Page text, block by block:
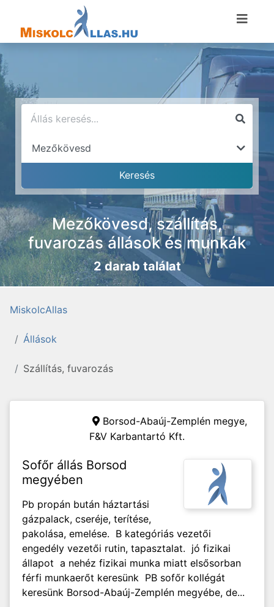
Mezőkövesd, szállítás,
fuvarozás állások és munkák
2 darab találat
MiskolcAllas
Állások
Szállítás, fuvarozás
Borsod-Abaúj-Zemplén megye,
F&V Karbantartó Kft.
Sofőr állás Borsod
megyében
Pb propán bután háztartási
gázpalack, cseréje, terítése,
pakolása, emelése. B kategóriás vezetői
engedély vezetői rutin, tapasztalat. jó fizikai
állapot a nehéz fizikai munka miatt elsősorban
férfi munkaerőt keresünk PB sofőr kollégát
keresünk Borsod-Abaúj-Zemplén megyébe, de...